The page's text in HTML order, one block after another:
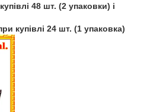
48 шт. (2 упаковки) і
купівлі 24 шт. (1 упаковка)